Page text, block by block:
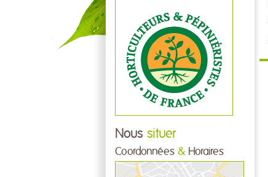
Nous situer
Coordonnées & Horaires